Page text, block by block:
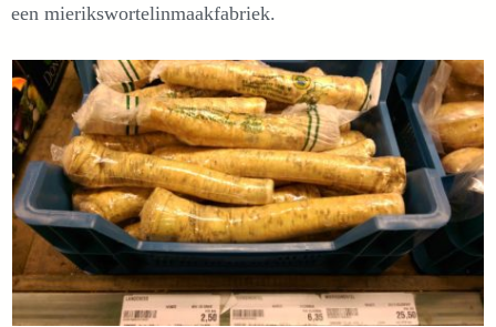
een mierikswortelinmaakfabriek.